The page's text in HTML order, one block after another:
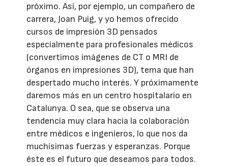
próximo. Así, por ejemplo, un compañero de
carrera, Joan Puig, y yo hemos ofrecido
cursos de impresión 3D pensados
especialmente para profesionales médicos
(convertimos imágenes de CT o MRI de
órganos en impresiones 3D), tema que han
despertado mucho interés. Y próximamente
daremos más en un centro hospitalario en
Catalunya. O sea, que se observa una
tendencia muy clara hacia la colaboración
entre médicos e ingenieros, lo que nos da
muchísimas fuerzas y esperanzas. Porque
éste es el futuro que deseamos para todos.